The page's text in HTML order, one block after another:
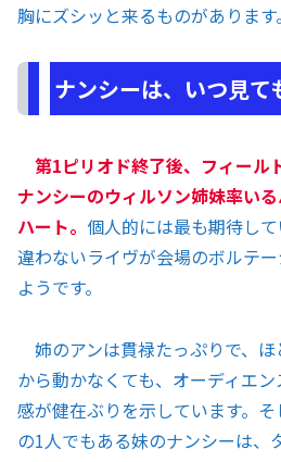
胸にズシッと来るものがあります。
ナンシーは、いつ見
第1ピリオド終了後、フィール
ナンシーのウィルソン姉妹率い
ハート。 個人的には最も期待し
違わないライヴが会場のボルテ
ようです。
姉のアンは貫禄たっぷりで、
から動かなくても、オーディエ
感が健在ぶりを示しています。
の1人でもある妹のナンシーは、